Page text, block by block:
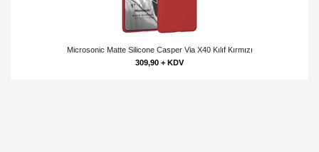
Microsonic Matte Silicone Casper Via X40 Kılıf Kırmızı
309,90 + KDV